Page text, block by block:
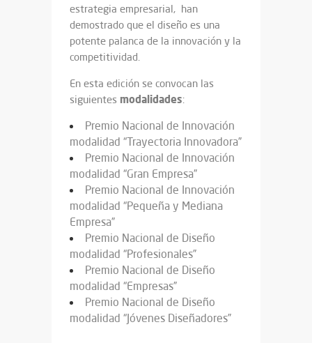
estrategia empresarial, han
demostrado que el diseño es una
potente palanca de la innovación y la
competitividad.
En esta edición se convocan las
siguientes modalidades:
Premio Nacional de Innovación
modalidad “Trayectoria Innovadora”
Premio Nacional de Innovación
modalidad “Gran Empresa”
Premio Nacional de Innovación
modalidad “Pequeña y Mediana
Empresa”
Premio Nacional de Diseño
modalidad “Profesionales”
Premio Nacional de Diseño
modalidad “Empresas”
Premio Nacional de Diseño
modalidad “Jóvenes Diseñadores”